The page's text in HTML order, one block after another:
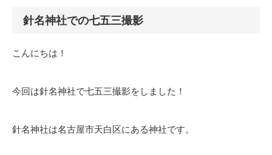
針名神社での七五三撮影
こんにちは！
今回は針名神社で七五三撮影をしました！
針名神社は名古屋市天白区にある神社です。